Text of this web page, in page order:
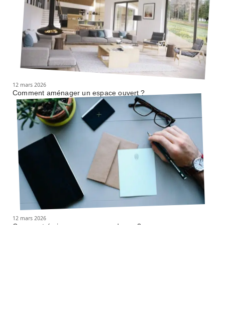
12 mars 2026
Comment aménager un espace ouvert ?
12 mars 2026
Comment écrire une correspondance ?